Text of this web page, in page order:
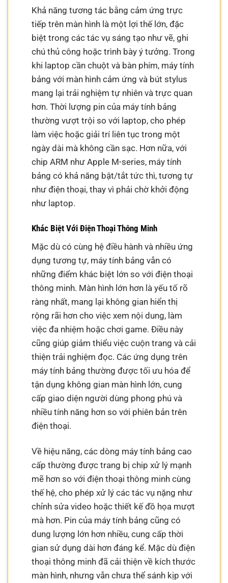
Khả năng tương tác bằng cảm ứng trực
tiếp trên màn hình là một lợi thế lớn, đặc
biệt trong các tác vụ sáng tạo như vẽ, ghi
chú thủ công hoặc trình bày ý tưởng. Trong
khi laptop cần chuột và bàn phím, máy tính
bảng với màn hình cảm ứng và bút stylus
mang lại trải nghiệm tự nhiên và trực quan
hơn. Thời lượng pin của máy tính bảng
thường vượt trội so với laptop, cho phép
làm việc hoặc giải trí liên tục trong một
ngày dài mà không cần sạc. Hơn nữa, với
chip ARM như Apple M-series, máy tính
bảng có khả năng bật/tắt tức thì, tương tự
như điện thoại, thay vì phải chờ khởi động
như laptop.
Khác Biệt Với Điện Thoại Thông Minh
Mặc dù có cùng hệ điều hành và nhiều ứng
dụng tương tự, máy tính bảng vẫn có
những điểm khác biệt lớn so với điện thoại
thông minh. Màn hình lớn hơn là yếu tố rõ
ràng nhất, mang lại không gian hiển thị
rộng rãi hơn cho việc xem nội dung, làm
việc đa nhiệm hoặc chơi game. Điều này
cũng giúp giảm thiểu việc cuộn trang và cải
thiện trải nghiệm đọc. Các ứng dụng trên
máy tính bảng thường được tối ưu hóa để
tận dụng không gian màn hình lớn, cung
cấp giao diện người dùng phong phú và
nhiều tính năng hơn so với phiên bản trên
điện thoại.
Về hiệu năng, các dòng máy tính bảng cao
cấp thường được trang bị chip xử lý mạnh
mẽ hơn so với điện thoại thông minh cùng
thế hệ, cho phép xử lý các tác vụ nặng như
chỉnh sửa video hoặc thiết kế đồ họa mượt
mà hơn. Pin của máy tính bảng cũng có
dung lượng lớn hơn nhiều, cung cấp thời
gian sử dụng dài hơn đáng kể. Mặc dù điện
thoại thông minh đã cải thiện về kích thước
màn hình, nhưng vẫn chưa thể sánh kịp với